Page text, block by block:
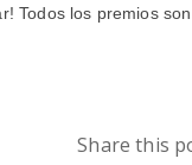
Todos los premios
Share this